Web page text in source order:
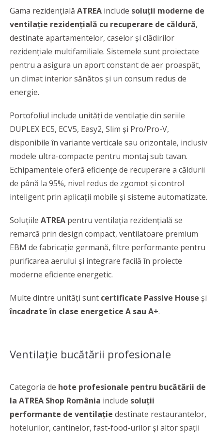
Gama rezidențială ATREA include soluții moderne de
ventilație rezidențială cu recuperare de căldură,
destinate apartamentelor, caselor și clădirilor
rezidențiale multifamiliale. Sistemele sunt proiectate
pentru a asigura un aport constant de aer proaspăt,
un climat interior sănătos și un consum redus de
energie.
Portofoliul include unități de ventilație din seriile
DUPLEX EC5, ECV5, Easy2, Slim și Pro/Pro-V,
disponibile în variante verticale sau orizontale, inclusiv
modele ultra-compacte pentru montaj sub tavan.
Echipamentele oferă eficiențe de recuperare a căldurii
de până la 95%, nivel redus de zgomot și control
inteligent prin aplicații mobile și sisteme automatizate.
Soluțiile ATREA pentru ventilația rezidențială se
remarcă prin design compact, ventilatoare premium
EBM de fabricație germană, filtre performante pentru
purificarea aerului și integrare facilă în proiecte
moderne eficiente energetic.
Multe dintre unități sunt certificate Passive House și
încadrate în clase energetice A sau A+.
Ventilație bucătării profesionale
Categoria de hote profesionale pentru bucătării de
la ATREA Shop România include soluții
performante de ventilație destinate restaurantelor,
hotelurilor, cantinelor, fast-food-urilor și altor spații